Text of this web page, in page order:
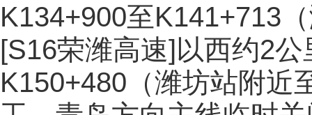
K134+900至K141+713
[S16荣潍高速]以西约2
K150+480（潍坊站附近